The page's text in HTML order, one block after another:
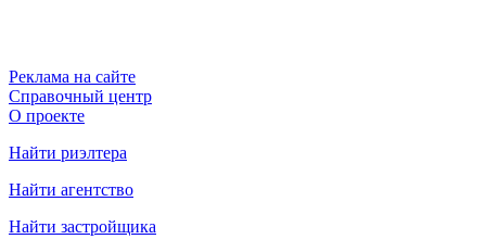
Реклама на сайте
Справочный центр
О проекте
Найти риэлтера
Найти агентство
Найти застройщика